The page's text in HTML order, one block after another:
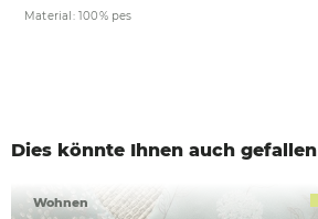
Material: 100% pes
Dies könnte Ihnen auch gefallen
Wohnen